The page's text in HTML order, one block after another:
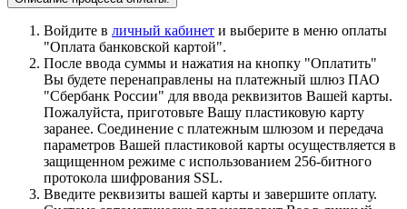
Войдите в личный кабинет и выберите в меню оплаты
"Оплата банковской картой".
После ввода суммы и нажатия на кнопку "Оплатить"
Вы будете перенаправлены на платежный шлюз ПАО
"Сбербанк России" для ввода реквизитов Вашей карты.
Пожалуйста, приготовьте Вашу пластиковую карту
заранее. Соединение с платежным шлюзом и передача
параметров Вашей пластиковой карты осуществляется в
защищенном режиме с использованием 256-битного
протокола шифрования SSL.
Введите реквизиты вашей карты и завершите оплату.